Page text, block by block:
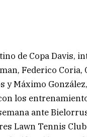
de Copa Davis,
Federico Coria,
y Máximo
los
ante
Lawn Tennis